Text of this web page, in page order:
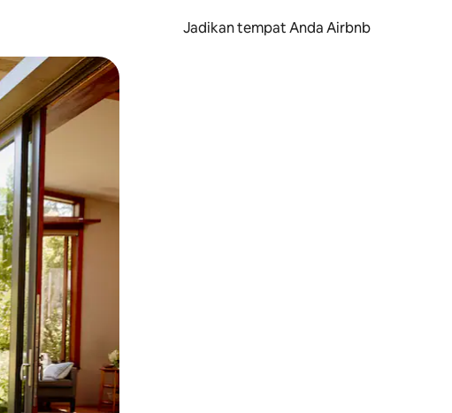
Jadikan tempat Anda Airbnb
atau gerakan menggeser.